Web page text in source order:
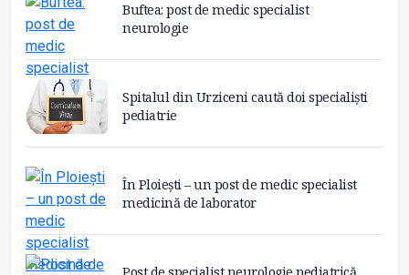
Buftea: post de medic specialist
neurologie
Spitalul din Urziceni caută doi specialiști
pediatrie
În Ploiești – un post de medic specialist
medicină de laborator